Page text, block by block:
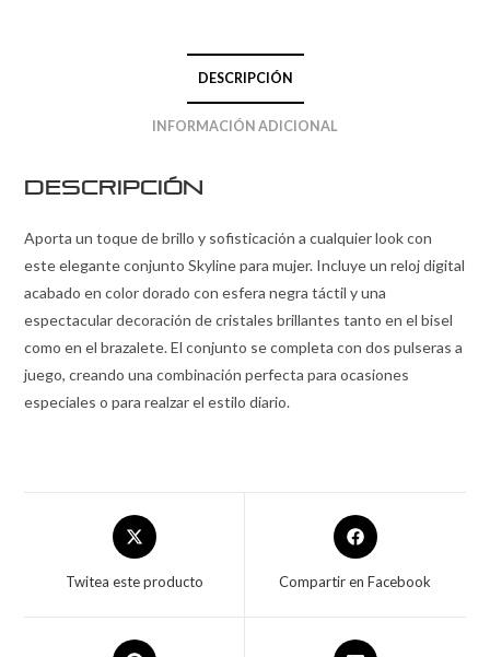
DESCRIPCIÓN
INFORMACIÓN ADICIONAL
Descripción
Aporta un toque de brillo y sofisticación a cualquier look con
este elegante conjunto Skyline para mujer. Incluye un reloj digital
acabado en color dorado con esfera negra táctil y una
espectacular decoración de cristales brillantes tanto en el bisel
como en el brazalete. El conjunto se completa con dos pulseras a
juego, creando una combinación perfecta para ocasiones
especiales o para realzar el estilo diario.
Twitea este producto Compartir en Facebook